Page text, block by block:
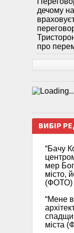
дечому
про
ВИБІР
“Бачу
мер
місто,
(ФОТО)
“Мене
міста